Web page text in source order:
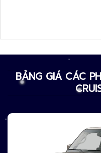
BẢNG GIÁ CÁC